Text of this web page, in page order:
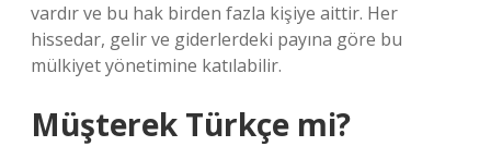
vardır ve bu hak birden fazla kişiye aittir. Her
hissedar, gelir ve giderlerdeki payına göre bu
mülkiyet yönetimine katılabilir.
Müşterek Türkçe mi?